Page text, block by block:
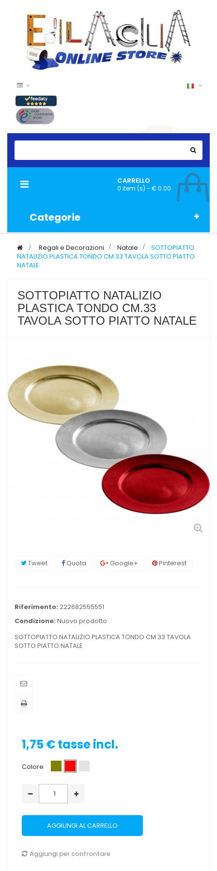
CARRELLO
0 item (s) - € 0.00
Categorie
Navigazione
> Regali e Decorazioni > Natale >
SOTTOPIATTO
NATALIZIO PLASTICA TONDO CM.33 TAVOLA SOTTO PIATTO
NATALE
SOTTOPIATTO NATALIZIO
PLASTICA TONDO CM.33
TAVOLA SOTTO PIATTO NATALE
Tweet Quota Google+ Pinterest
Riferimento: 222682555551
Condizione: Nuovo prodotto
SOTTOPIATTO NATALIZIO PLASTICA TONDO CM.33 TAVOLA
SOTTO PIATTO NATALE
1,75 €tasse incl.
Colore
AGGIUNGI AL CARRELLO
Aggiungi per confrontare